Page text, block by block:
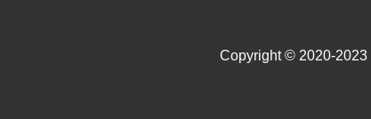
Copyright © 2020-2023